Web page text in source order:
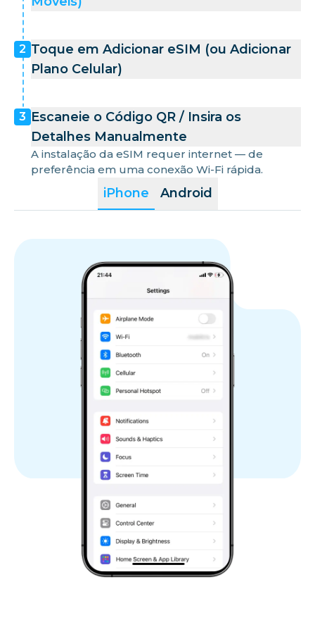
iPhone Android
2 Toque em Adicionar eSIM (ou Adicionar
Plano Celular)
3 Escaneie o Código QR / Insira os
Detalhes Manualmente
A instalação da eSIM requer internet — de
preferência em uma conexão Wi-Fi rápida.